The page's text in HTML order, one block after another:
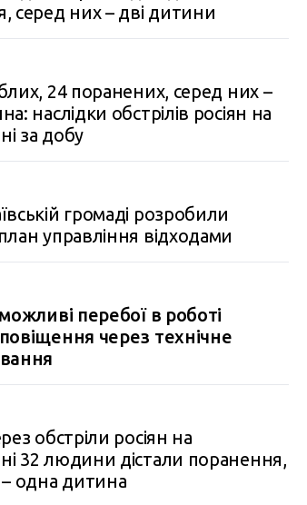
серед них – дві дитини
24 поранених, серед них –
наслідки обстрілів росіян на
за добу
громаді розробили
управління відходами
перебої в роботі
через технічне
обстріли росіян на
32 людини дістали поранення,
одна дитина